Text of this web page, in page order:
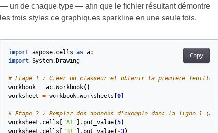
— un de chaque type — afin que le fichier résultant démontre
les trois styles de graphiques sparkline en une seule fois.
Copy
import aspose.cells as ac
import System.Drawing
# Étape 1 : Créer un classeur et obtenir la première feuille
workbook = ac.Workbook()
worksheet = workbook.worksheets 0
# Étape 2 : Remplir des données d'exemple dans la ligne 1
worksheet . cells "A1" . put_value(5)
worksheet . cells "B1" . put_value( -3)